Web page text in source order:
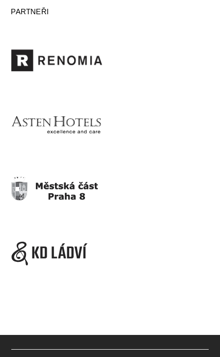
PARTNEŘI